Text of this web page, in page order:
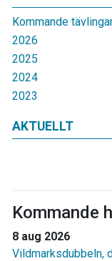
Kommande
2026
2025
2024
2023
AKTUELLT
Kommande
8 aug 2026
Vildmarksdubbeln,